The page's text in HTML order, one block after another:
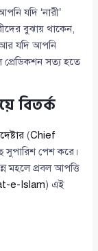
যদি ‘নারী’
বুঝায় থাকেন,
আর যদি আপনি
প্রেডিকশন সত্য হতে
বিতর্ক
(Chief
সুপারিশ পেশ করে।
মহলে প্রবল আপত্তি
e-Islam) এই